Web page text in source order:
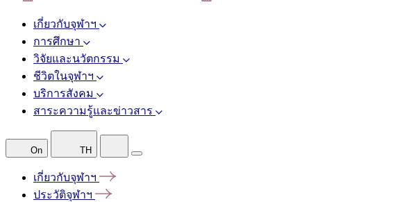
เกี่ยวกับจุฬาฯ
การศึกษา
วิจัยและนวัตกรรม
ชีวิตในจุฬาฯ
บริการสังคม
สาระความรู้และข่าวสาร
On TH
เกี่ยวกับจุฬาฯ
ประวัติจุฬาฯ